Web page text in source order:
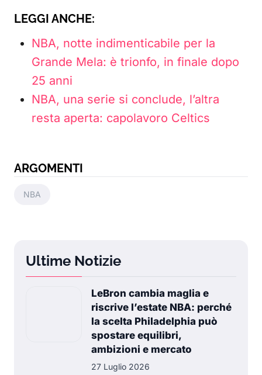
LEGGI ANCHE:
NBA, notte indimenticabile per la
Grande Mela: è trionfo, in finale dopo
25 anni
NBA, una serie si conclude, l’altra
resta aperta: capolavoro Celtics
ARGOMENTI
NBA
Ultime Notizie
LeBron cambia maglia e
riscrive l’estate NBA: perché
la scelta Philadelphia può
spostare equilibri,
ambizioni e mercato
27 Luglio 2026